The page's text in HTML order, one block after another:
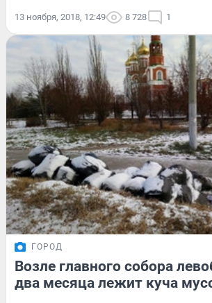
13 ноября, 2018, 12:49 8 728 1
ГОРОД
Возле главного собора
два месяца лежит куча